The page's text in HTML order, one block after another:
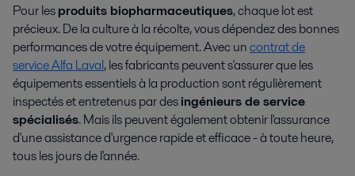
Pour lesproduits biopharmaceutiques, chaque lot est
précieux. De la culture à la récolte, vous dépendez des bonnes
performances de votre équipement. Avec uncontrat de
service Alfa Laval, les fabricants peuvent s'assurer que les
équipements essentiels à la production sont régulièrement
inspectés et entretenus par desingénieurs de service
spécialisés. Mais ils peuvent également obtenir l'assurance
d'une assistance d'urgence rapide et efficace - à toute heure,
tous les jours de l'année.